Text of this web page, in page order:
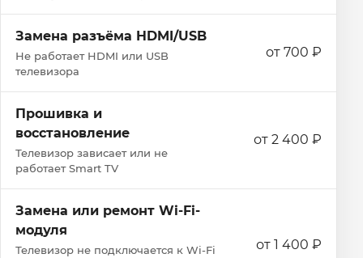
Замена разъёма HDMI/USB
Не работает HDMI или USB
телевизора
от 700 ₽
Прошивка и
восстановление
Телевизор зависает или не
работает Smart TV
от 2 400 ₽
Замена или ремонт Wi‑Fi-
модуля
Телевизор не подключается к Wi‑Fi
от 1 400 ₽